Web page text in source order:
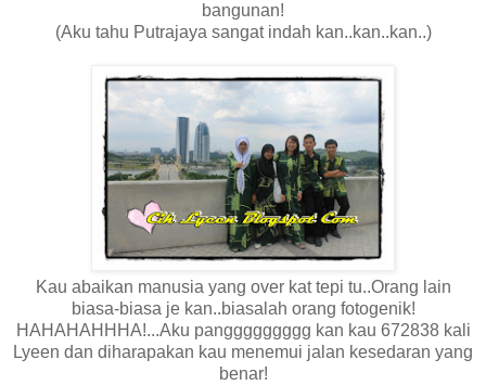
bangunan!
(Aku tahu Putrajaya sangat indah kan..kan..kan..)
Kau abaikan manusia yang over kat tepi tu..Orang lain
biasa-biasa je kan..biasalah orang fotogenik!
HAHAHAHHHA!...Aku panggggggggg kan kau 672838 kali
Lyeen dan diharapakan kau menemui jalan kesedaran yang
benar!